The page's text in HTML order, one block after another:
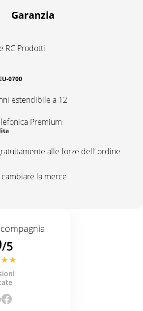
Garanzia
RC Prodotti
0700
estendibile a 12
Premium
alle forze dell’ ordine
la merce
/5